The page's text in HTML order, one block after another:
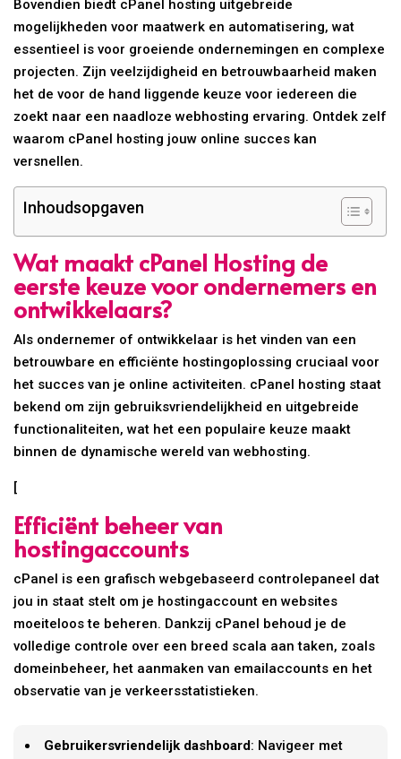
Bovendien biedt cPanel hosting uitgebreide
mogelijkheden voor maatwerk en automatisering, wat
essentieel is voor groeiende ondernemingen en complexe
projecten. Zijn veelzijdigheid en betrouwbaarheid maken
het de voor de hand liggende keuze voor iedereen die
zoekt naar een naadloze webhosting ervaring. Ontdek zelf
waarom cPanel hosting jouw online succes kan
versnellen.
Inhoudsopgaven
Wat maakt cPanel Hosting de
eerste keuze voor ondernemers en
ontwikkelaars?
Als ondernemer of ontwikkelaar is het vinden van een
betrouwbare en efficiënte hostingoplossing cruciaal voor
het succes van je online activiteiten. cPanel hosting staat
bekend om zijn gebruiksvriendelijkheid en uitgebreide
functionaliteiten, wat het een populaire keuze maakt
binnen de dynamische wereld van webhosting.
[
Efficiënt beheer van
hostingaccounts
cPanel is een grafisch webgebaseerd controlepaneel dat
jou in staat stelt om je hostingaccount en websites
moeiteloos te beheren. Dankzij cPanel behoud je de
volledige controle over een breed scala aan taken, zoals
domeinbeheer, het aanmaken van emailaccounts en het
observatie van je verkeersstatistieken.
Gebruikersvriendelijk dashboard: Navigeer met